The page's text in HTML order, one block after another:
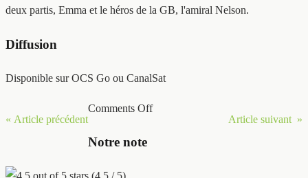
deux partis, Emma et le héros de la GB, l'amiral Nelson.
Diffusion
Disponible sur OCS Go ou CanalSat
« Article précédent Article suivant »
Comments Off
Notre note